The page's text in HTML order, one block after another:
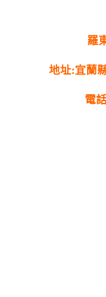
羅
地址:宜蘭
電